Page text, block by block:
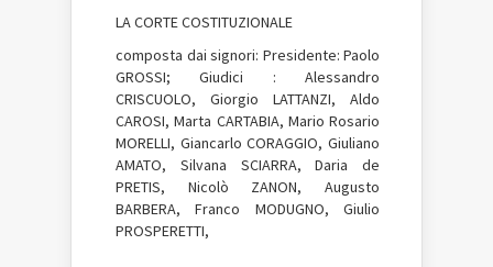
LA CORTE COSTITUZIONALE
composta dai signori: Presidente: Paolo
GROSSI; Giudici : Alessandro
CRISCUOLO, Giorgio LATTANZI, Aldo
CAROSI, Marta CARTABIA, Mario Rosario
MORELLI, Giancarlo CORAGGIO, Giuliano
AMATO, Silvana SCIARRA, Daria de
PRETIS, Nicolò ZANON, Augusto
BARBERA, Franco MODUGNO, Giulio
PROSPERETTI,